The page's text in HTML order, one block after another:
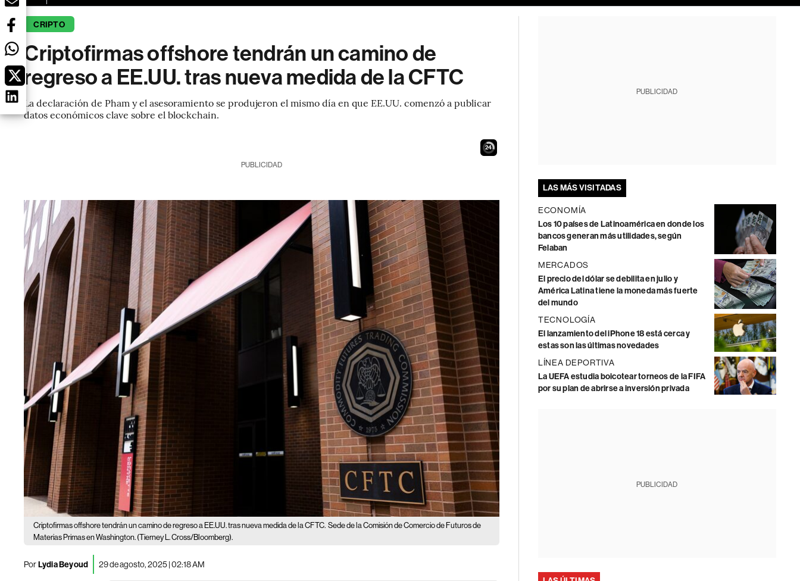
CRIPTO
Criptofirmas offshore tendrán un camino de
regreso a EE.UU. tras nueva medida de la CFTC
La declaración de Pham y el asesoramiento se produjeron el mismo día en que EE.UU. comenzó a publicar
datos económicos clave sobre el blockchain.
23
PUBLICIDAD
Criptofirmas offshore tendrán un camino de regreso a EE.UU. tras nueva medida de la CFTC. Sede de la Comisión de Comercio de Futuros de
Materias Primas en Washington. (Tierney L. Cross/Bloomberg).
PorLydia Beyoud 29 de agosto, 2025 | 02:18 AM
PUBLICIDAD
LAS MÁS VISITADAS
ECONOMÍA
Los 10 países de Latinoamérica en donde los
bancos generan más utilidades, según
Felaban
MERCADOS
El precio del dólar se debilita en julio y
América Latina tiene la moneda más fuerte
del mundo
TECNOLOGÍA
El lanzamiento del iPhone 18 está cerca y
estas son las últimas novedades
LÍNEA DEPORTIVA
La UEFA estudia boicotear torneos de la FIFA
por su plan de abrirse a inversión privada
PUBLICIDAD